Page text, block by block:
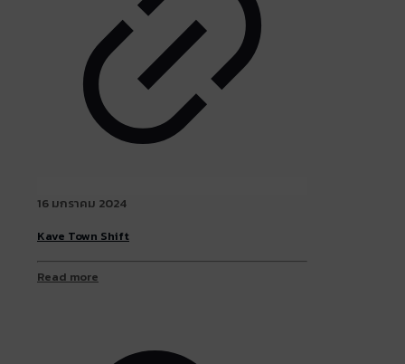
16 มกราคม 2024
Kave Town Shift
Read more